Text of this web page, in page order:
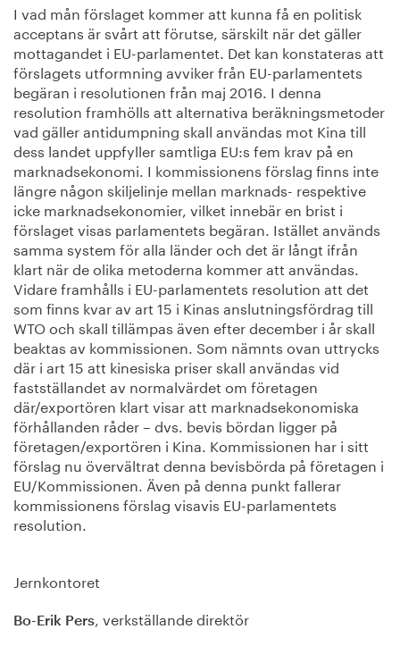
I vad mån förslaget kommer att kunna få en politisk
acceptans är svårt att förutse, särskilt när det gäller
mottagandet i EU-parlamentet. Det kan konstateras att
förslagets utformning avviker från EU-parlamentets
begäran i resolutionen från maj 2016. I denna
resolution framhölls att alternativa beräkningsmetoder
vad gäller antidumpning skall användas mot Kina till
dess landet uppfyller samtliga EU:s fem krav på en
marknadsekonomi. I kommissionens förslag finns inte
längre någon skiljelinje mellan marknads- respektive
icke marknadsekonomier, vilket innebär en brist i
förslaget visas parlamentets begäran. Istället används
samma system för alla länder och det är långt ifrån
klart när de olika metoderna kommer att användas.
Vidare framhålls i EU-parlamentets resolution att det
som finns kvar av art 15 i Kinas anslutningsfördrag till
WTO och skall tillämpas även efter december i år skall
beaktas av kommissionen. Som nämnts ovan uttrycks
där i art 15 att kinesiska priser skall användas vid
fastställandet av normalvärdet om företagen
där/exportören klart visar att marknadsekonomiska
förhållanden råder – dvs. bevis bördan ligger på
företagen/exportören i Kina. Kommissionen har i sitt
förslag nu övervältrat denna bevisbörda på företagen i
EU/Kommissionen. Även på denna punkt fallerar
kommissionens förslag visavis EU-parlamentets
resolution.
Jernkontoret
Bo-Erik Pers, verkställande direktör